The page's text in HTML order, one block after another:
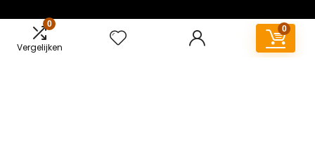
0
Vergelijken
0
Contact
Klantenservice